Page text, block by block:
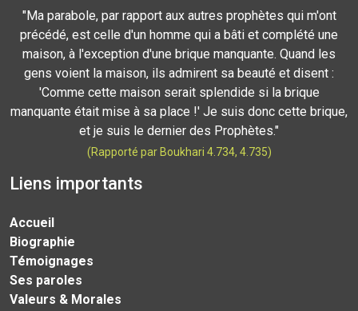
"Ma parabole, par rapport aux autres prophètes qui m'ont
précédé, est celle d'un homme qui a bâti et complété une
maison, à l'exception d'une brique manquante. Quand les
gens voient la maison, ils admirent sa beauté et disent :
'Comme cette maison serait splendide si la brique
manquante était mise à sa place !' Je suis donc cette brique,
et je suis le dernier des Prophètes."
(Rapporté par Boukhari 4.734, 4.735)
Liens importants
Accueil
Biographie
Témoignages
Ses paroles
Valeurs & Morales